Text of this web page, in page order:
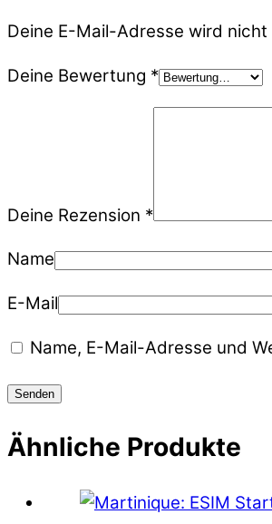
Deine E-Mail-Adresse wird
Deine Bewertung *
Deine Rezension *
Name
E-Mail
Name, E-Mail-Adresse und
Ähnliche Produkte